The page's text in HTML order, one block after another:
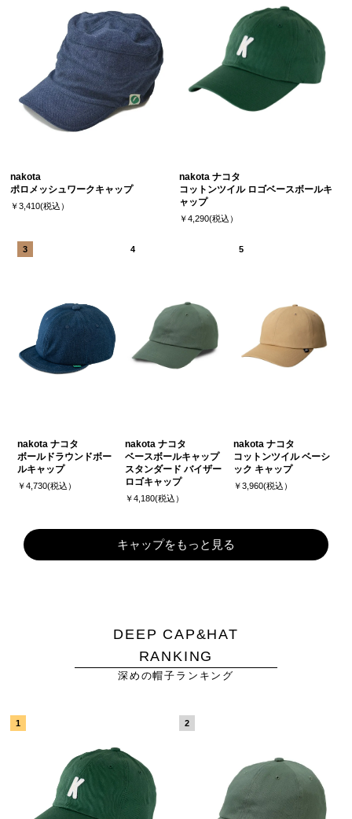
nakota
ポロメッシュワークキャップ
￥3,410(税込）
nakota ナコタ
コットンツイル ロゴベースボールキ
ャップ
￥4,290(税込）
nakota ナコタ
ボールドラウンドボー
ルキャップ
￥4,730(税込）
nakota ナコタ
ベースボールキャップ
スタンダード バイザー
ロゴキャップ
￥4,180(税込）
nakota ナコタ
コットンツイル ベーシ
ック キャップ
￥3,960(税込）
キャップをもっと見る
DEEP CAP&HAT
RANKING
深めの帽子ランキング